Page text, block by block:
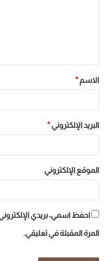
الاسم *
البريد الإلكتروني *
الموقع الإلكتروني
احفظ اسمي، بريدي
المرة المقبلة في تعليقي.